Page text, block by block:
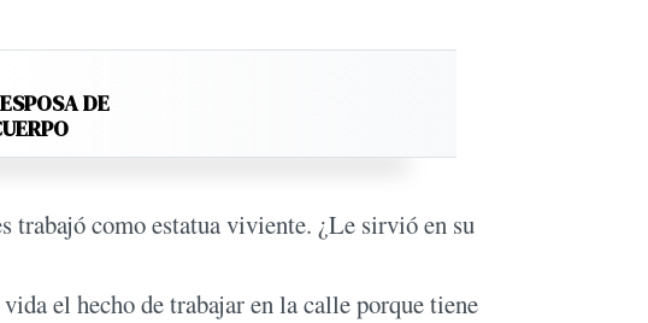
DE
trabajó como estatua viviente. ¿Le sirvió en su
el hecho de trabajar en la calle porque tiene